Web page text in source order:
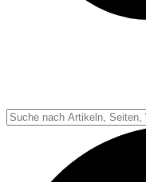
Punkte & Scoring
Strafen & Fouls